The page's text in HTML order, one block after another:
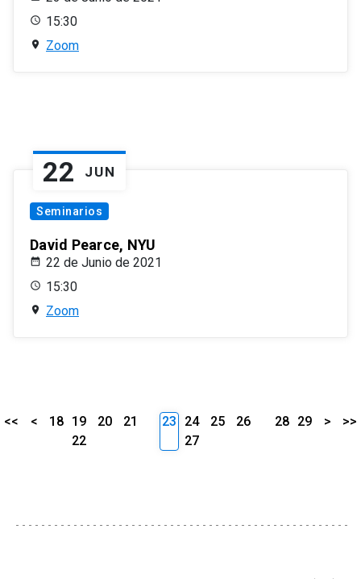
15:30
Zoom
22 JUN
Seminarios
David Pearce, NYU
22 de Junio de 2021
15:30
Zoom
<< < 18 19 20
21
22
23 24 25
26
27
28 29 > >>